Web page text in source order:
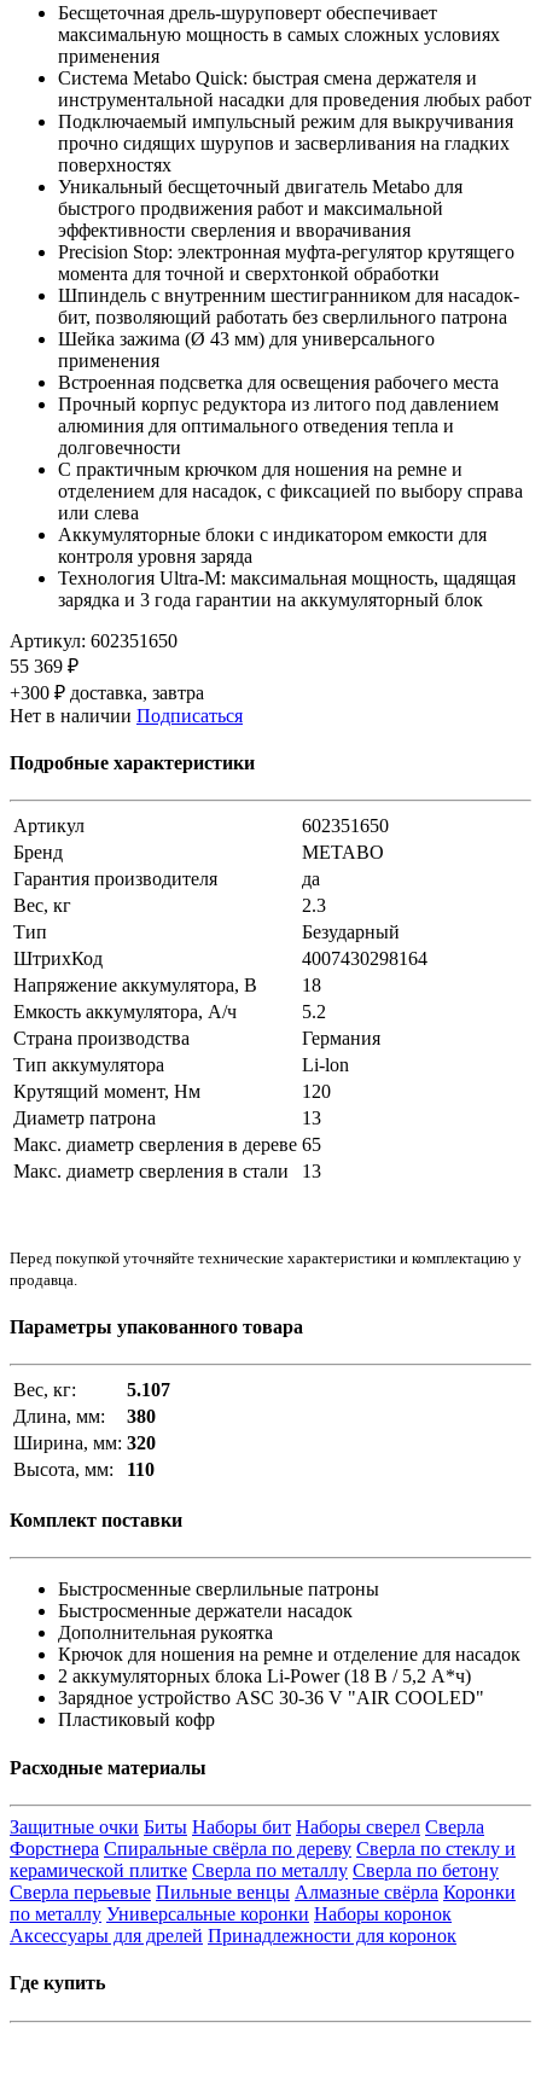
Бесщеточная дрель-шуруповерт обеспечивает
максимальную мощность в самых сложных условиях
применения
Система Metabo Quick: быстрая смена держателя и
инструментальной насадки для проведения любых работ
Подключаемый импульсный режим для выкручивания
прочно сидящих шурупов и засверливания на гладких
поверхностях
Уникальный бесщеточный двигатель Metabo для
быстрого продвижения работ и максимальной
эффективности сверления и вворачивания
Precision Stop: электронная муфта-регулятор крутящего
момента для точной и сверхтонкой обработки
Шпиндель с внутренним шестигранником для насадок-
бит, позволяющий работать без сверлильного патрона
Шейка зажима (Ø 43 мм) для универсального
применения
Встроенная подсветка для освещения рабочего места
Прочный корпус редуктора из литого под давлением
алюминия для оптимального отведения тепла и
долговечности
С практичным крючком для ношения на ремне и
отделением для насадок, с фиксацией по выбору справа
или слева
Аккумуляторные блоки с индикатором емкости для
контроля уровня заряда
Технология Ultra-M: максимальная мощность, щадящая
зарядка и 3 года гарантии на аккумуляторный блок
Артикул: 602351650
55 369 ₽
+300 ₽ доставка, завтра
Нет в наличии Подписаться
Подробные характеристики
Артикул
602351650
Бренд
METABO
Гарантия производителя
да
Вес, кг
2.3
Тип
Безударный
ШтрихКод
4007430298164
Напряжение аккумулятора, В
18
Емкость аккумулятора, А/ч
5.2
Страна производства
Германия
Тип аккумулятора
Li-lon
Крутящий момент, Нм
120
Диаметр патрона
13
Макс. диаметр сверления в дереве 65
Макс. диаметр сверления в стали
13
Перед покупкой уточняйте технические характеристики и комплектацию у
продавца.
Параметры упакованного товара
Вес, кг:
5.107
Длина, мм:
380
Ширина, мм: 320
Высота, мм:
110
Комплект поставки
Быстросменные сверлильные патроны
Быстросменные держатели насадок
Дополнительная рукоятка
Крючок для ношения на ремне и отделение для насадок
2 аккумуляторных блока Li-Power (18 В / 5,2 А*ч)
Зарядное устройство ASC 30-36 V "AIR COOLED"
Пластиковый кофр
Расходные материалы
Защитные очки Биты Наборы бит Наборы сверел Сверла
Форстнера Спиральные свёрла по дереву Сверла по стеклу и
керамической плитке Сверла по металлу Сверла по бетону
Сверла перьевые Пильные венцы Алмазные свёрла Коронки
по металлу Универсальные коронки Наборы коронок
Аксессуары для дрелей Принадлежности для коронок
Где купить